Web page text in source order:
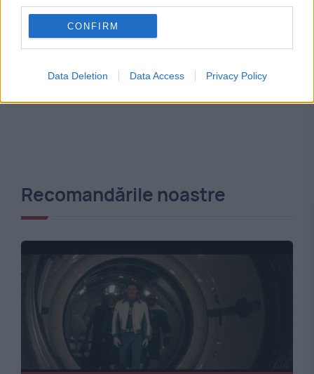
CONFIRM
Data Deletion Data Access Privacy Policy
Recomandările noastre